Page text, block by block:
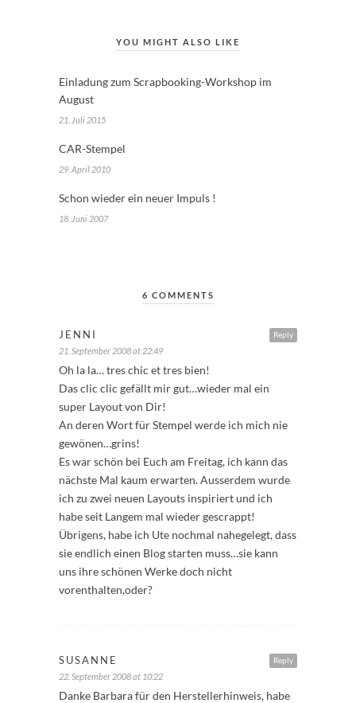
YOU MIGHT ALSO LIKE
Einladung zum Scrapbooking-Workshop im
August
21. Juli 2015
CAR-Stempel
29. April 2010
Schon wieder ein neuer Impuls !
18. Juni 2007
6 COMMENTS
Reply
JENNI
21. September 2008 at 22:49
Oh la la… tres chic et tres bien!
Das clic clic gefällt mir gut…wieder mal ein
super Layout von Dir!
An deren Wort für Stempel werde ich mich nie
gewönen…grins!
Es war schön bei Euch am Freitag, ich kann das
nächste Mal kaum erwarten. Ausserdem wurde
ich zu zwei neuen Layouts inspiriert und ich
habe seit Langem mal wieder gescrappt!
Übrigens, habe ich Ute nochmal nahegelegt, dass
sie endlich einen Blog starten muss…sie kann
uns ihre schönen Werke doch nicht
vorenthalten,oder?
Reply
SUSANNE
22. September 2008 at 10:22
Danke Barbara für den Herstellerhinweis, habe